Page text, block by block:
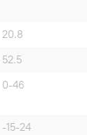
20.8
52.5
0-46
-15-24